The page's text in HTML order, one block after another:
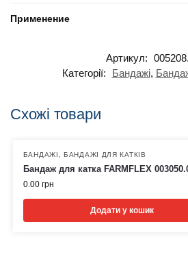
Применение
Артикул:
Категорії:
Бандажі,
Схожі товари
БАНДАЖІ ,БАНДАЖІ ДЛЯ КАТКІВ
Бандаж для катка FARMFLEX
0.00 грн
Додати у кошик